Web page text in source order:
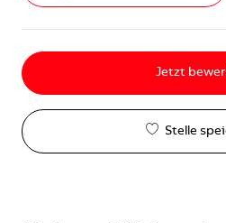
Jetzt
Stelle